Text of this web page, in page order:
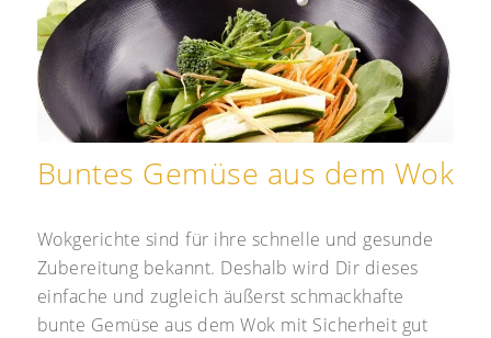
Buntes Gemüse aus dem Wok
Wokgerichte sind für ihre schnelle und gesunde
Zubereitung bekannt. Deshalb wird Dir dieses
einfache und zugleich äußerst schmackhafte
bunte Gemüse aus dem Wok mit Sicherheit gut